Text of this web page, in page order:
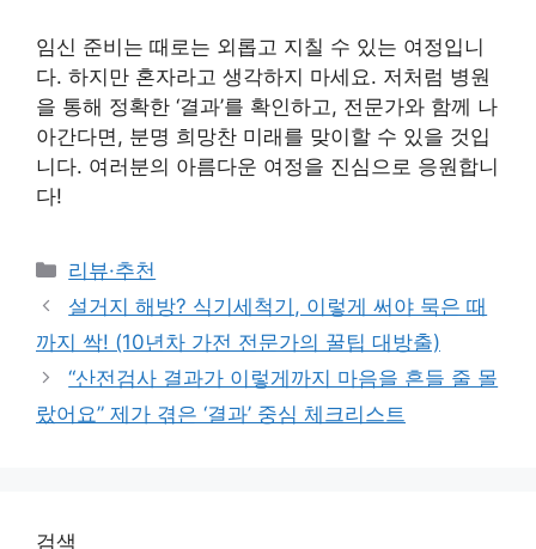
임신 준비는 때로는 외롭고 지칠 수 있는 여정입니
다. 하지만 혼자라고 생각하지 마세요. 저처럼 병원
을 통해 정확한 ‘결과’를 확인하고, 전문가와 함께 나
아간다면, 분명 희망찬 미래를 맞이할 수 있을 것입
니다. 여러분의 아름다운 여정을 진심으로 응원합니
다!
Categories
리뷰·추천
설거지 해방? 식기세척기, 이렇게 써야 묵은 때
까지 싹! (10년차 가전 전문가의 꿀팁 대방출)
“산전검사 결과가 이렇게까지 마음을 흔들 줄 몰
랐어요” 제가 겪은 ‘결과’ 중심 체크리스트
검색